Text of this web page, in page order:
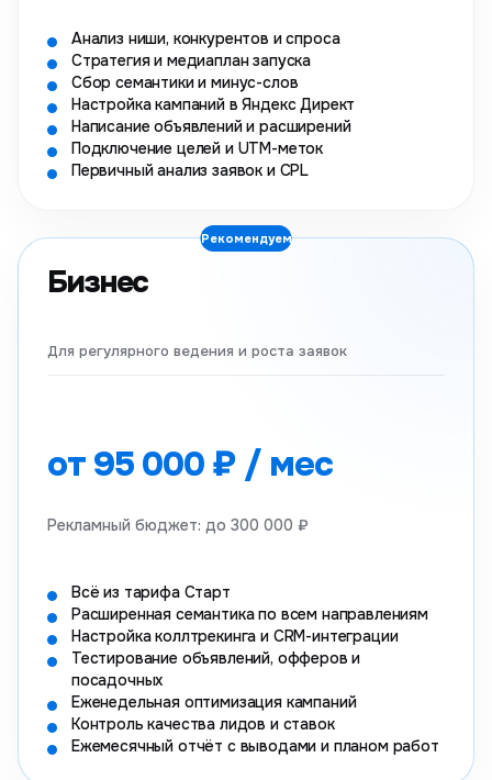
Анализ ниши, конкурентов и спроса
Стратегия и медиаплан запуска
Сбор семантики и минус-слов
Настройка кампаний в Яндекс Директ
Написание объявлений и расширений
Подключение целей и UTM-меток
Первичный анализ заявок и CPL
Рекомендуем
Бизнес
Для регулярного ведения и роста заявок
от 95 000 ₽ / мес
Рекламный бюджет: до 300 000 ₽
Всё из тарифа Старт
Расширенная семантика по всем направлениям
Настройка коллтрекинга и CRM-интеграции
Тестирование объявлений, офферов и
посадочных
Еженедельная оптимизация кампаний
Контроль качества лидов и ставок
Ежемесячный отчёт с выводами и планом работ